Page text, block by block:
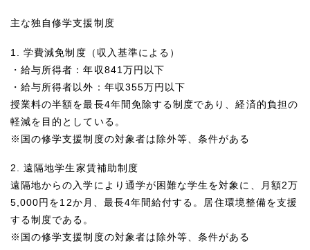
主な独自修学支援制度
1. 学費減免制度（収入基準による）
・給与所得者：年収841万円以下
・給与所得者以外：年収355万円以下
授業料の半額を最長4年間免除する制度であり、経済的負担の
軽減を目的としている。
※国の修学支援制度の対象者は除外等、条件がある
2. 遠隔地学生家賃補助制度
遠隔地からの入学により通学が困難な学生を対象に、月額2万
5,000円を12か月、最長4年間給付する。居住環境整備を支援
する制度である。
※国の修学支援制度の対象者は除外等、条件がある